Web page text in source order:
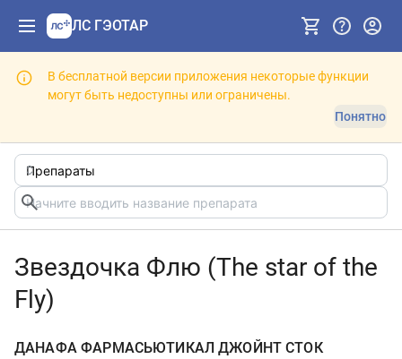
ЛС ГЭОТАР
В бесплатной версии приложения некоторые функции
могут быть недоступны или ограничены.
Понятно
Звездочка Флю (The star of the
Fly)
ДАНАФА ФАРМАСЬЮТИКАЛ ДЖОЙНТ СТОК